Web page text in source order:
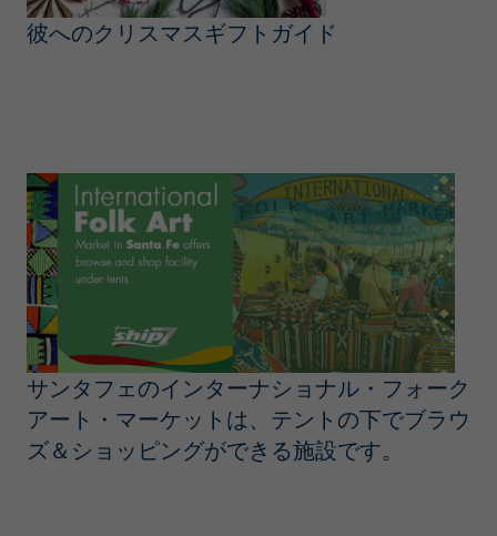
彼へのクリスマスギフトガイド
サンタフェのインターナショナル・フォーク
アート・マーケットは、テントの下でブラウ
ズ＆ショッピングができる施設です。